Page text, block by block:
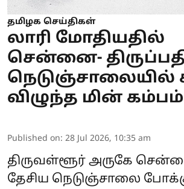
தமிழக செய்திகள்
லாரி மோதியதில்
சென்னை-
நெடுஞ்சாலையில்
விழுந்த மின் கம்பம்
Published on: 28 Jul 2026, 10:35 am
திருவள்ளூர் அருகே
தேசிய நெடுஞ்சாலை